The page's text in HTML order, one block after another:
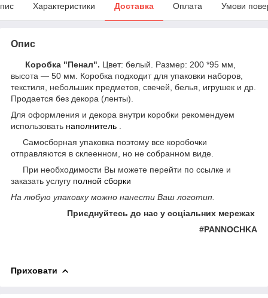
Характеристики Доставка Оплата Умови
Опис
Коробка "Пенал". Цвет: белый. Размер: 200 *95 мм,
высота ― 50 мм. Коробка подходит для упаковки наборов,
текстиля, небольших предметов, свечей, белья, игрушек и др.
Продается без декора (ленты).
Для оформления и декора внутри коробки рекомендуем
использовать наполнитель
Самосборная упаковка поэтому все коробочки
отправляются в склеенном, но не собранном виде.
При необходимости Вы можете перейти по ссылке и
заказать услугу полной сборки
На любую упаковку можно нанести Ваш логотип.
Приєднуйтесь до нас у соціальних мережах
#PANNOCHKA
Приховати